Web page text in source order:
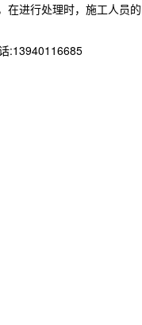
进行处理时，施工人员
:13940116685